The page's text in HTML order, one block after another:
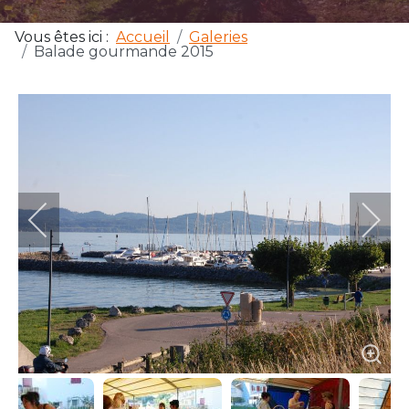
Vous êtes ici : Accueil
Galeries
Balade gourmande 2015